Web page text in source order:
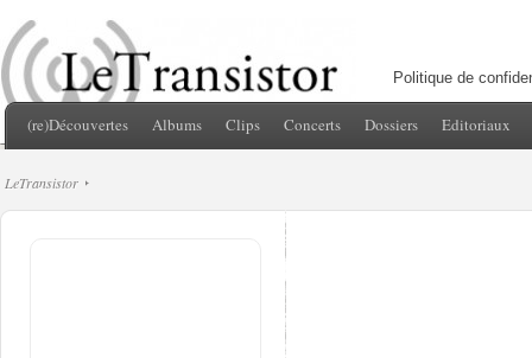
Politique de
(re)Découvertes Albums Clips Concerts Dossiers Editoriaux
LeTransistor